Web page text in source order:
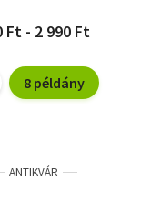
Ft - 2 990 Ft
8 példány
ANTIKVÁR